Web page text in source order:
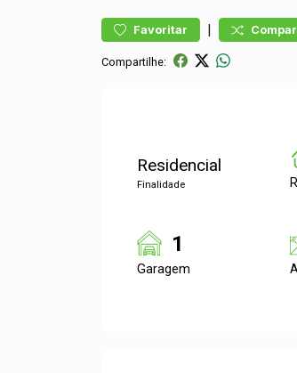
Favoritar |
Compartilhe:
Residencial
Finalidade
1
Garagem